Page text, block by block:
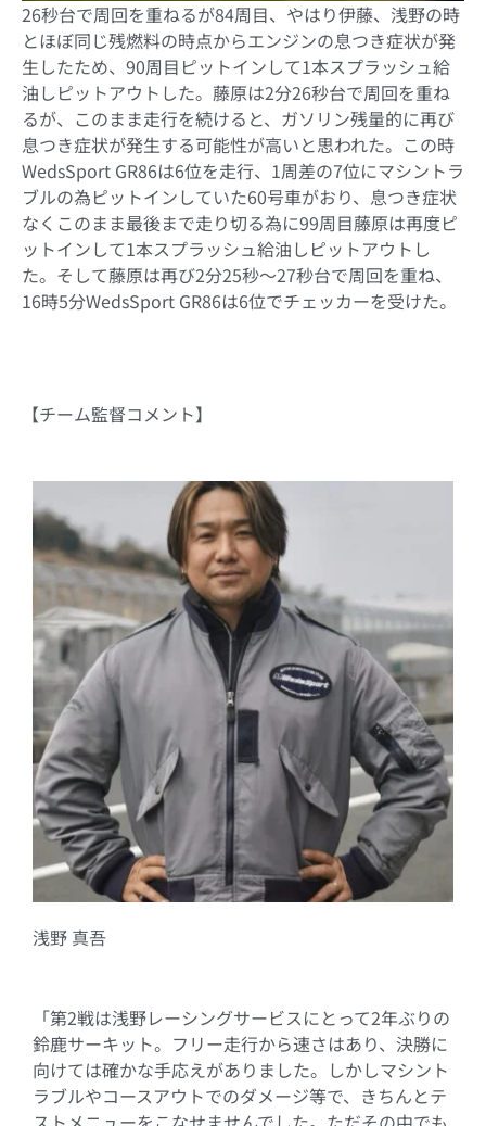
26秒台で周回を重ねるが84周目、やはり伊藤、浅野の時
とほぼ同じ残燃料の時点からエンジンの息つき症状が発
生したため、 90周目ピットインして1本スプラッシュ給
油しピットアウトした。藤原は2分26秒台で周回を重ね
るが、このまま走行を続けると、ガソリン残量的に再び
息つき症状が発生する可能性が高いと思われた。この時
WedsSport GR86は6位を走行、 1周差の7位にマシントラ
ブルの為ピットインしていた60号車がおり、息つき症状
なくこのまま最後まで走り切る為に99周目藤原は再度ピ
ットインして1本スプラッシュ給油しピットアウトし
た。そして藤原は再び2分25秒～27秒台で周回を重ね、
16時5分WedsSport GR86は6位でチェッカーを受けた。
【チーム監督コメント】
浅野 真吾
「第2戦は浅野レーシングサービスにとって2年ぶりの
鈴鹿サーキット。フリー走行から速さはあり、決勝に
向けては確かな手応えがありました。しかしマシント
ラブルやコースアウトでのダメージ等で、きちんとテ